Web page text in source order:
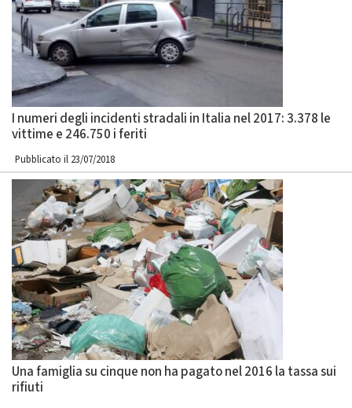
I numeri degli incidenti stradali in Italia nel 2017: 3.378 le
vittime e 246.750 i feriti
Pubblicato il 23/07/2018
Una famiglia su cinque non ha pagato nel 2016 la tassa sui
rifiuti